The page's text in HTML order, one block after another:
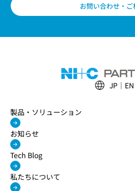
お問い合わせ・ご
JP EN
製品・ソリューション
お知らせ
Tech Blog
私たちについて